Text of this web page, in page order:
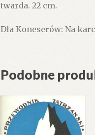
twarda. 22 cm.
Dla Koneserów: Na
Podobne